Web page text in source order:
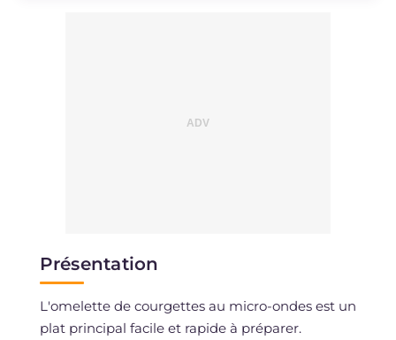
Présentation
L'omelette de courgettes au micro-ondes est un
plat principal facile et rapide à préparer.